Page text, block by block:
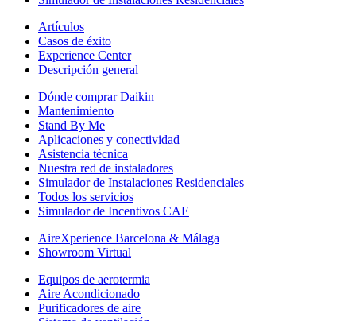
Artículos
Casos de éxito
Experience Center
Descripción general
Dónde comprar Daikin
Mantenimiento
Stand By Me
Aplicaciones y conectividad
Asistencia técnica
Nuestra red de instaladores
Simulador de Instalaciones Residenciales
Todos los servicios
Simulador de Incentivos CAE
AireXperience Barcelona & Málaga
Showroom Virtual
Equipos de aerotermia
Aire Acondicionado
Purificadores de aire